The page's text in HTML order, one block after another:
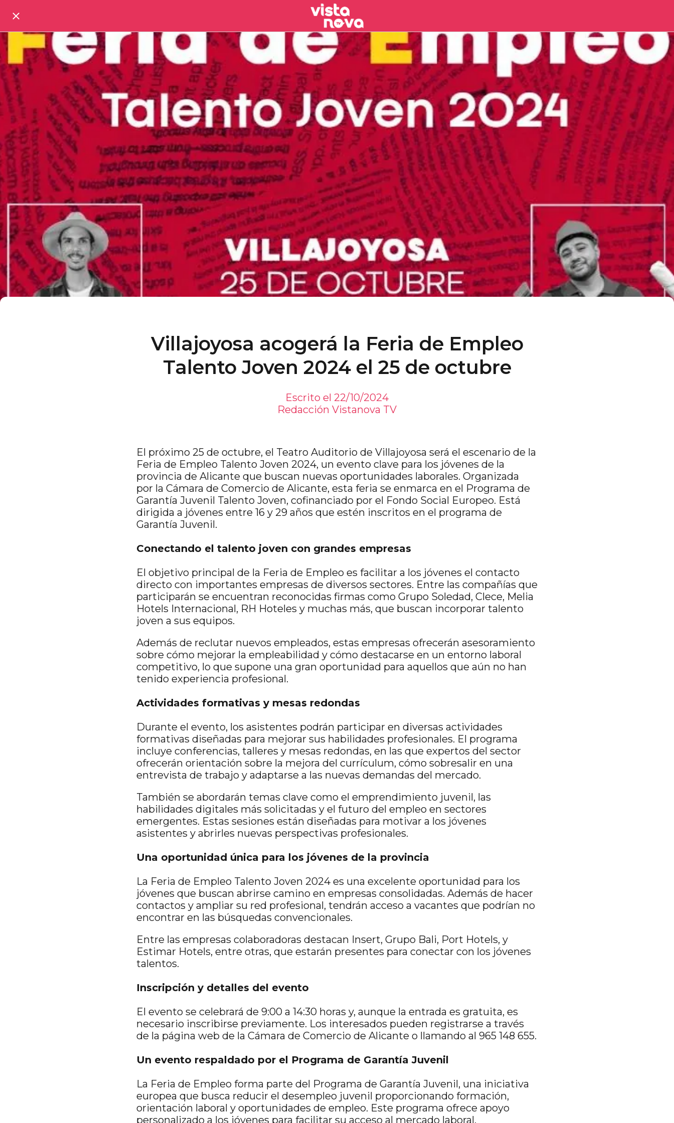
Villajoyosa acogerá la Feria de Empleo
Talento Joven 2024 el 25 de octubre
Escrito el 22/10/2024
Redacción Vistanova TV
El próximo 25 de octubre, el Teatro Auditorio de Villajoyosa será el escenario de la
Feria de Empleo Talento Joven 2024, un evento clave para los jóvenes de la
provincia de Alicante que buscan nuevas oportunidades laborales. Organizada
por la Cámara de Comercio de Alicante, esta feria se enmarca en el Programa de
Garantía Juvenil Talento Joven, cofinanciado por el Fondo Social Europeo. Está
dirigida a jóvenes entre 16 y 29 años que estén inscritos en el programa de
Garantía Juvenil.
Conectando el talento joven con grandes empresas
El objetivo principal de la Feria de Empleo es facilitar a los jóvenes el contacto
directo con importantes empresas de diversos sectores. Entre las compañías que
participarán se encuentran reconocidas firmas como Grupo Soledad, Clece, Melia
Hotels Internacional, RH Hoteles y muchas más, que buscan incorporar talento
joven a sus equipos.
Además de reclutar nuevos empleados, estas empresas ofrecerán asesoramiento
sobre cómo mejorar la empleabilidad y cómo destacarse en un entorno laboral
competitivo, lo que supone una gran oportunidad para aquellos que aún no han
tenido experiencia profesional.
Actividades formativas y mesas redondas
Durante el evento, los asistentes podrán participar en diversas actividades
formativas diseñadas para mejorar sus habilidades profesionales. El programa
incluye conferencias, talleres y mesas redondas, en las que expertos del sector
ofrecerán orientación sobre la mejora del currículum, cómo sobresalir en una
entrevista de trabajo y adaptarse a las nuevas demandas del mercado.
También se abordarán temas clave como el emprendimiento juvenil, las
habilidades digitales más solicitadas y el futuro del empleo en sectores
emergentes. Estas sesiones están diseñadas para motivar a los jóvenes
asistentes y abrirles nuevas perspectivas profesionales.
Una oportunidad única para los jóvenes de la provincia
La Feria de Empleo Talento Joven 2024 es una excelente oportunidad para los
jóvenes que buscan abrirse camino en empresas consolidadas. Además de hacer
contactos y ampliar su red profesional, tendrán acceso a vacantes que podrían no
encontrar en las búsquedas convencionales.
Entre las empresas colaboradoras destacan Insert, Grupo Bali, Port Hotels, y
Estimar Hotels, entre otras, que estarán presentes para conectar con los jóvenes
talentos.
Inscripción y detalles del evento
El evento se celebrará de 9:00 a 14:30 horas y, aunque la entrada es gratuita, es
necesario inscribirse previamente. Los interesados pueden registrarse a través
de la página web de la Cámara de Comercio de Alicante o llamando al 965 148 655.
Un evento respaldado por el Programa de Garantía Juvenil
La Feria de Empleo forma parte del Programa de Garantía Juvenil, una iniciativa
europea que busca reducir el desempleo juvenil proporcionando formación,
orientación laboral y oportunidades de empleo. Este programa ofrece apoyo
personalizado a los jóvenes para facilitar su acceso al mercado laboral.